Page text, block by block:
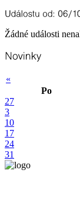
Žádné události
«
Po
27
3
10
17
24
31